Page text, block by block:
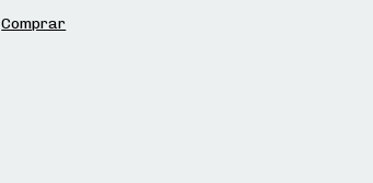
Comprar